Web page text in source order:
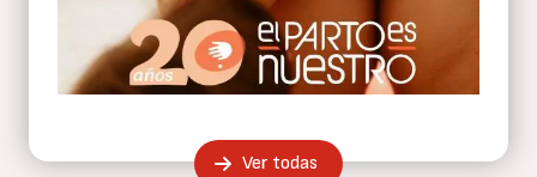
Ver todas